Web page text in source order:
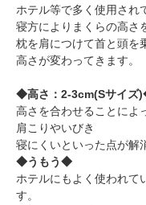
ホテル等で多く使用され
寝方によりまくらの高さ
枕を肩につけて首と頭を
高さが変わってきます。
◆高さ：2-3cm(Sサイズ
高さを合わせることによ
肩こりやいびき
寝にくいといった点が解
◆うもう◆
ホテルにもよく使われて
す。